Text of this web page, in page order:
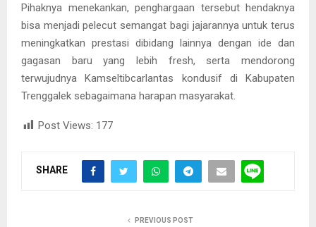
Pihaknya menekankan, penghargaan tersebut hendaknya
bisa menjadi pelecut semangat bagi jajarannya untuk terus
meningkatkan prestasi dibidang lainnya dengan ide dan
gagasan baru yang lebih fresh, serta mendorong
terwujudnya Kamseltibcarlantas kondusif di Kabupaten
Trenggalek sebagaimana harapan masyarakat.
Post Views: 177
SHARE
PREVIOUS POST